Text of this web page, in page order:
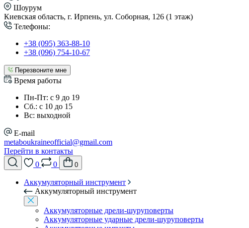
Шоурум
Киевская область, г. Ирпень, ул. Соборная, 126 (1 этаж)
Телефоны:
+38 (095) 363-88-10
+38 (096) 754-10-67
Перезвоните мне
Время работы
Пн-Пт: с 9 до 19
Сб.: с 10 до 15
Вс: выходной
E-mail
metaboukraineofficial@gmail.com
Перейти в контакты
0
0 0
Аккумуляторный инструмент
Аккумуляторный инструмент
Аккумуляторные дрели-шуруповерты
Аккумуляторные ударные дрели-шуруповерты